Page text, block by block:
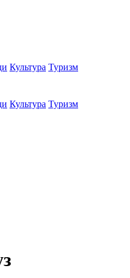
Культура Туризм
Культура Туризм